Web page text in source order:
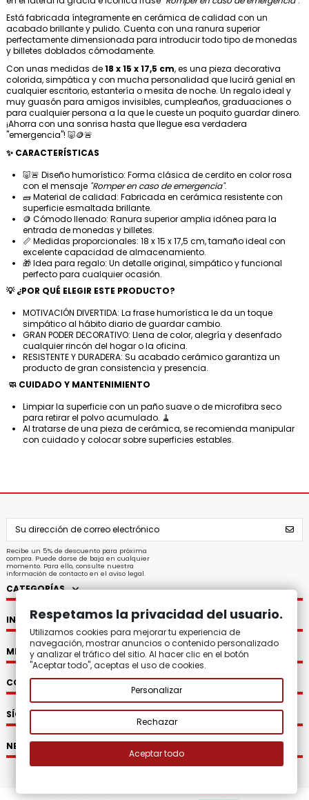
Está fabricada íntegramente en cerámica de calidad con un
acabado brillante y pulido. Cuenta con una ranura superior
perfectamente dimensionada para introducir todo tipo de monedas
y billetes doblados cómodamente.
Con unas medidas de18 x 15 x 17,5 cm, es una pieza decorativa
colorida, simpática y con mucha personalidad que lucirá genial en
cualquier escritorio, estantería o mesita de noche. Un regalo ideal y
muy guasón para amigos invisibles, cumpleaños, graduaciones o
para cualquier persona a la que le cueste un poquito guardar dinero.
¡Ahorra con una sonrisa hasta que llegue esa verdadera
"emergencia"! 🐷🪙🚨
✨ CARACTERÍSTICAS
🐷🚨 Diseño humorístico: Forma clásica de cerdito en color rosa
con el mensaje "Romper en caso de emergencia".
🧱 Material de calidad: Fabricada en cerámica resistente con
superficie esmaltada brillante.
🪙 Cómodo llenado: Ranura superior amplia idónea para la
entrada de monedas y billetes.
📏 Medidas proporcionales: 18 x 15 x 17,5 cm, tamaño ideal con
excelente capacidad de almacenamiento.
🎁 Idea para regalo: Un detalle original, simpático y funcional
perfecto para cualquier ocasión.
💡 ¿POR QUÉ ELEGIR ESTE PRODUCTO?
MOTIVACIÓN DIVERTIDA: La frase humorística le da un toque
simpático al hábito diario de guardar cambio.
GRAN PODER DECORATIVO: Llena de color, alegría y desenfado
cualquier rincón del hogar o la oficina.
RESISTENTE Y DURADERA: Su acabado cerámico garantiza un
producto de gran consistencia y presencia.
🧼 CUIDADO Y MANTENIMIENTO
Limpiar la superficie con un paño suave o de microfibra seco
para retirar el polvo acumulado. 🧹
Al tratarse de una pieza de cerámica, se recomienda manipular
con cuidado y colocar sobre superficies estables.
Recibe un 5% de descuento para próxima
compra. Puede darse de baja en cualquier
momento. Para ello, consulte nuestra
información de contacto en el aviso legal.
CATEGORÍAS
INFORMACIÓN
MI CUENTA
CONTACTO
SÍGUENOS
NEWSLETTER
Respetamos la privacidad del usuario.
Utilizamos cookies para mejorar tu experiencia de
navegación, mostrar anuncios o contenido personalizado
y analizar el tráfico del sitio. Al hacer clic en el botón
"Aceptar todo", aceptas el uso de cookies.
Personalizar
Rechazar
Aceptar todo